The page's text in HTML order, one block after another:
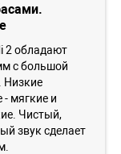
2 обладают
с большой
Низкие
- мягкие и
Чистый,
звук сделает